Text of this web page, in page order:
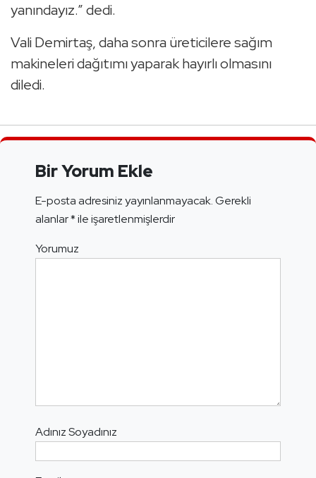
yanındayız.” dedi.
Vali Demirtaş, daha sonra üreticilere sağım
makineleri dağıtımı yaparak hayırlı olmasını
diledi.
Bir Yorum Ekle
E-posta adresiniz yayınlanmayacak.Gerekli
alanlar*ile işaretlenmişlerdir
Yorumuz
Adınız Soyadınız